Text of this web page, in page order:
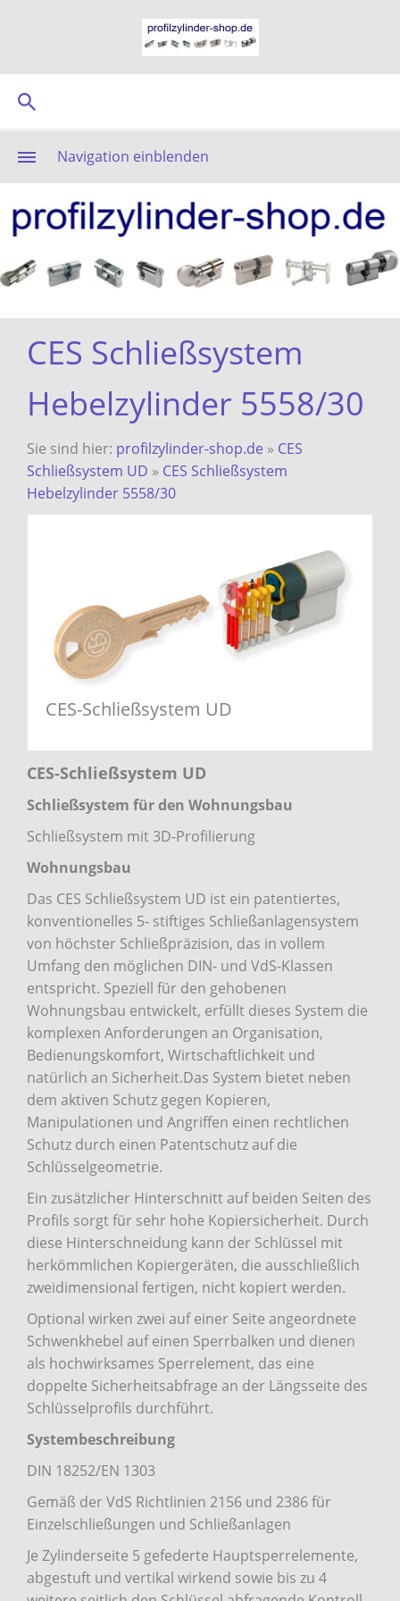
Navigation einblenden
CES Schließsystem
Hebelzylinder 5558/30
Sie sind hier: profilzylinder-shop.de » CES
Schließsystem UD » CES Schließsystem
Hebelzylinder 5558/30
CES-Schließsystem UD
CES-Schließsystem UD
Schließsystem für den Wohnungsbau
Schließsystem mit 3D-Profilierung
Wohnungsbau
Das CES Schließsystem UD ist ein patentiertes,
konventionelles 5- stiftiges Schließanlagensystem
von höchster Schließpräzision, das in vollem
Umfang den möglichen DIN- und VdS-Klassen
entspricht. Speziell für den gehobenen
Wohnungsbau entwickelt, erfüllt dieses System die
komplexen Anforderungen an Organisation,
Bedienungskomfort, Wirtschaftlichkeit und
natürlich an Sicherheit.Das System bietet neben
dem aktiven Schutz gegen Kopieren,
Manipulationen und Angriffen einen rechtlichen
Schutz durch einen Patentschutz auf die
Schlüsselgeometrie.
Ein zusätzlicher Hinterschnitt auf beiden Seiten des
Profils sorgt für sehr hohe Kopiersicherheit. Durch
diese Hinterschneidung kann der Schlüssel mit
herkömmlichen Kopiergeräten, die ausschließlich
zweidimensional fertigen, nicht kopiert werden.
Optional wirken zwei auf einer Seite angeordnete
Schwenkhebel auf einen Sperrbalken und dienen
als hochwirksames Sperrelement, das eine
doppelte Sicherheitsabfrage an der Längsseite des
Schlüsselprofils durchführt.
Systembeschreibung
DIN 18252/EN 1303
Gemäß der VdS Richtlinien 2156 und 2386 für
Einzelschließungen und Schließanlagen
Je Zylinderseite 5 gefederte Hauptsperrelemente,
abgestuft und vertikal wirkend sowie bis zu 4